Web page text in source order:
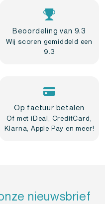
Beoordeling van 9.3
Wij scoren gemiddeld een
9.3
Op factuur betalen
Of met iDeal, CreditCard,
Klarna, Apple Pay en meer!
nieuwsbrief